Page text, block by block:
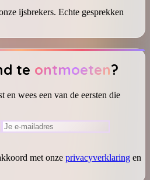
ijsbrekers. Echte gesprekken
te ontmoeten?
wees een van de eersten die
met onze privacyverklaring en